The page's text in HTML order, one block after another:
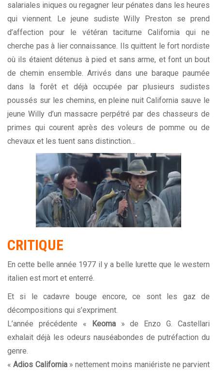
salariales iniques ou regagner leur pénates dans les heures
qui viennent. Le jeune sudiste Willy Preston se prend
d’affection pour le vétéran taciturne California qui ne
cherche pas à lier connaissance. Ils quittent le fort nordiste
où ils étaient détenus à pied et sans arme, et font un bout
de chemin ensemble. Arrivés dans une baraque paumée
dans la forêt et déjà occupée par plusieurs sudistes
poussés sur les chemins, en pleine nuit California sauve le
jeune Willy d’un massacre perpétré par des chasseurs de
primes qui courent après des voleurs de pomme ou de
chevaux et les tuent sans distinction…
CRITIQUE
En cette belle année 1977 il y a belle lurette que le western
italien est mort et enterré.
Et si le cadavre bouge encore, ce sont les gaz de
décompositions qui s’expriment.
L’année précédente «
Keoma» de Enzo G. Castellari
exhalait déjà les odeurs nauséabondes de putréfaction du
genre.
«Adios California» nettement moins maniériste ne parvient